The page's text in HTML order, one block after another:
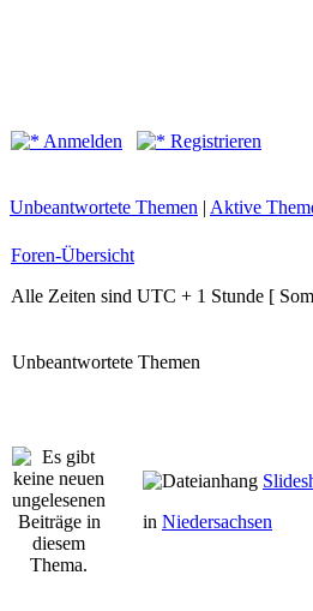
Anmelden Registrieren
Unbeantwortete Themen | Aktive
Foren-Übersicht
Alle Zeiten sind UTC + 1 Stunde [
Unbeantwortete Themen
in Niedersachsen